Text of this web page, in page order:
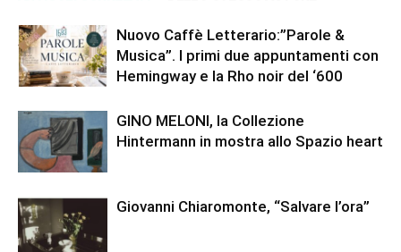
Nuovo Caffè Letterario:”Parole &
Musica”. I primi due appuntamenti con
Hemingway e la Rho noir del ‘600
GINO MELONI, la Collezione
Hintermann in mostra allo Spazio heart
Giovanni Chiaromonte, “Salvare l’ora”